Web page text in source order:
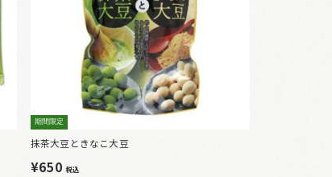
期間限定
抹茶大豆ときなこ大豆
¥650税込